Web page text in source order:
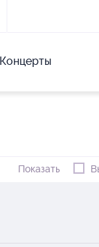
Концерты
Показать